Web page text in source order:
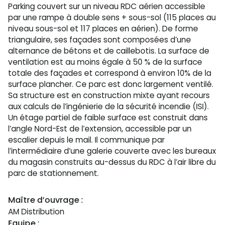
Parking couvert sur un niveau RDC aérien accessible
par une rampe à double sens + sous-sol (115 places au
niveau sous-sol et 117 places en aérien). De forme
triangulaire, ses façades sont composées d’une
alternance de bétons et de caillebotis. La surface de
ventilation est au moins égale à 50 % de la surface
totale des façades et correspond à environ 10% de la
surface plancher. Ce parc est donc largement ventilé.
Sa structure est en construction mixte ayant recours
aux calculs de l’ingénierie de la sécurité incendie (ISI).
Un étage partiel de faible surface est construit dans
l’angle Nord-Est de l’extension, accessible par un
escalier depuis le mail. Il communique par
l’intermédiaire d’une galerie couverte avec les bureaux
du magasin construits au-dessus du RDC à l’air libre du
parc de stationnement.
Maître d’ouvrage :
AM Distribution